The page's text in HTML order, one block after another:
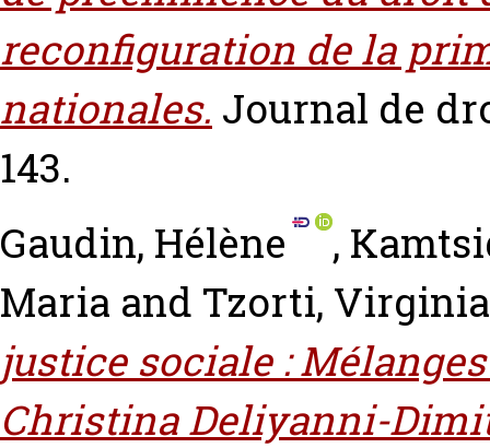
reconfiguration de la
nationales. Journal de
143.
Gaudin, Hélène
,
Maria and Tzorti, Virginia
justice sociale :
Christina Deliyanni-